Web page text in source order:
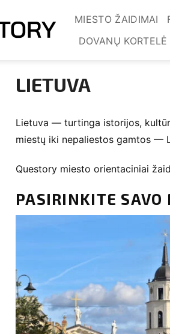
MIESTO ŽAIDIMAI
DOVANŲ KORTELĖ
LIETUVA
Lietuva — turtinga istorijos,
miestų iki nepaliestos gamtos —
Questory miesto orientaciniai
PASIRINKITE SAVO